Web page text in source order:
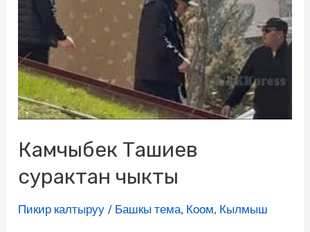
Камчыбек Ташиев
сурактан чыкты
Пикир калтыруу / Башкы тема, Коом, Кылмыш